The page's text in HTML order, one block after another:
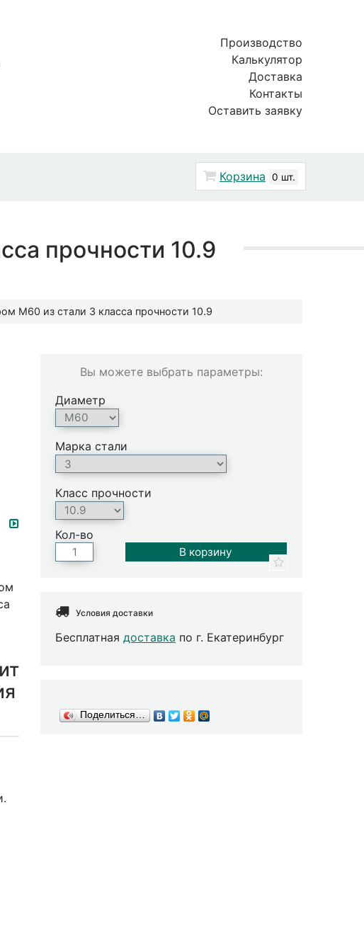
Производство
Калькулятор
Доставка
Контакты
Оставить заявку
Корзина 0 шт.
прочности 10.9
М60 из стали 3 класса прочности 10.9
Вы можете выбрать параметры:
Диаметр
Марка стали
Класс прочности
Кол-во
Условия доставки
Бесплатная доставка по г. Екатеринбург
Поделиться…